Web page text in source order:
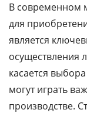
В современном
для
является
осуществления
касается
могут играть
производстве.